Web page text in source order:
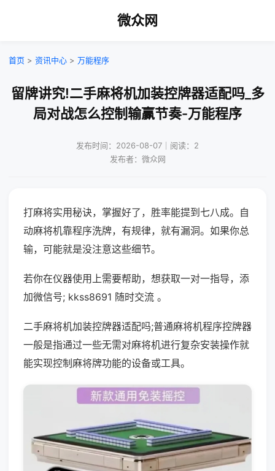
微众网
首页 > 资讯中心 > 万能程序
留牌讲究!二手麻将机加装控牌器适配吗_多
局对战怎么控制输赢节奏-万能程序
发布时间：2026-08-07｜阅读：2
发布者：微众网
打麻将实用秘诀，掌握好了，胜率能提到七八成。自
动麻将机靠程序洗牌，有规律，就有漏洞。如果你总
输，可能就是没注意这些细节。
若你在仪器使用上需要帮助，想获取一对一指导，添
加微信号; kkss8691 随时交流 。
二手麻将机加装控牌器适配吗;普通麻将机程序控牌器
一般是指通过一些无需对麻将机进行复杂安装操作就
能实现控制麻将牌功能的设备或工具。